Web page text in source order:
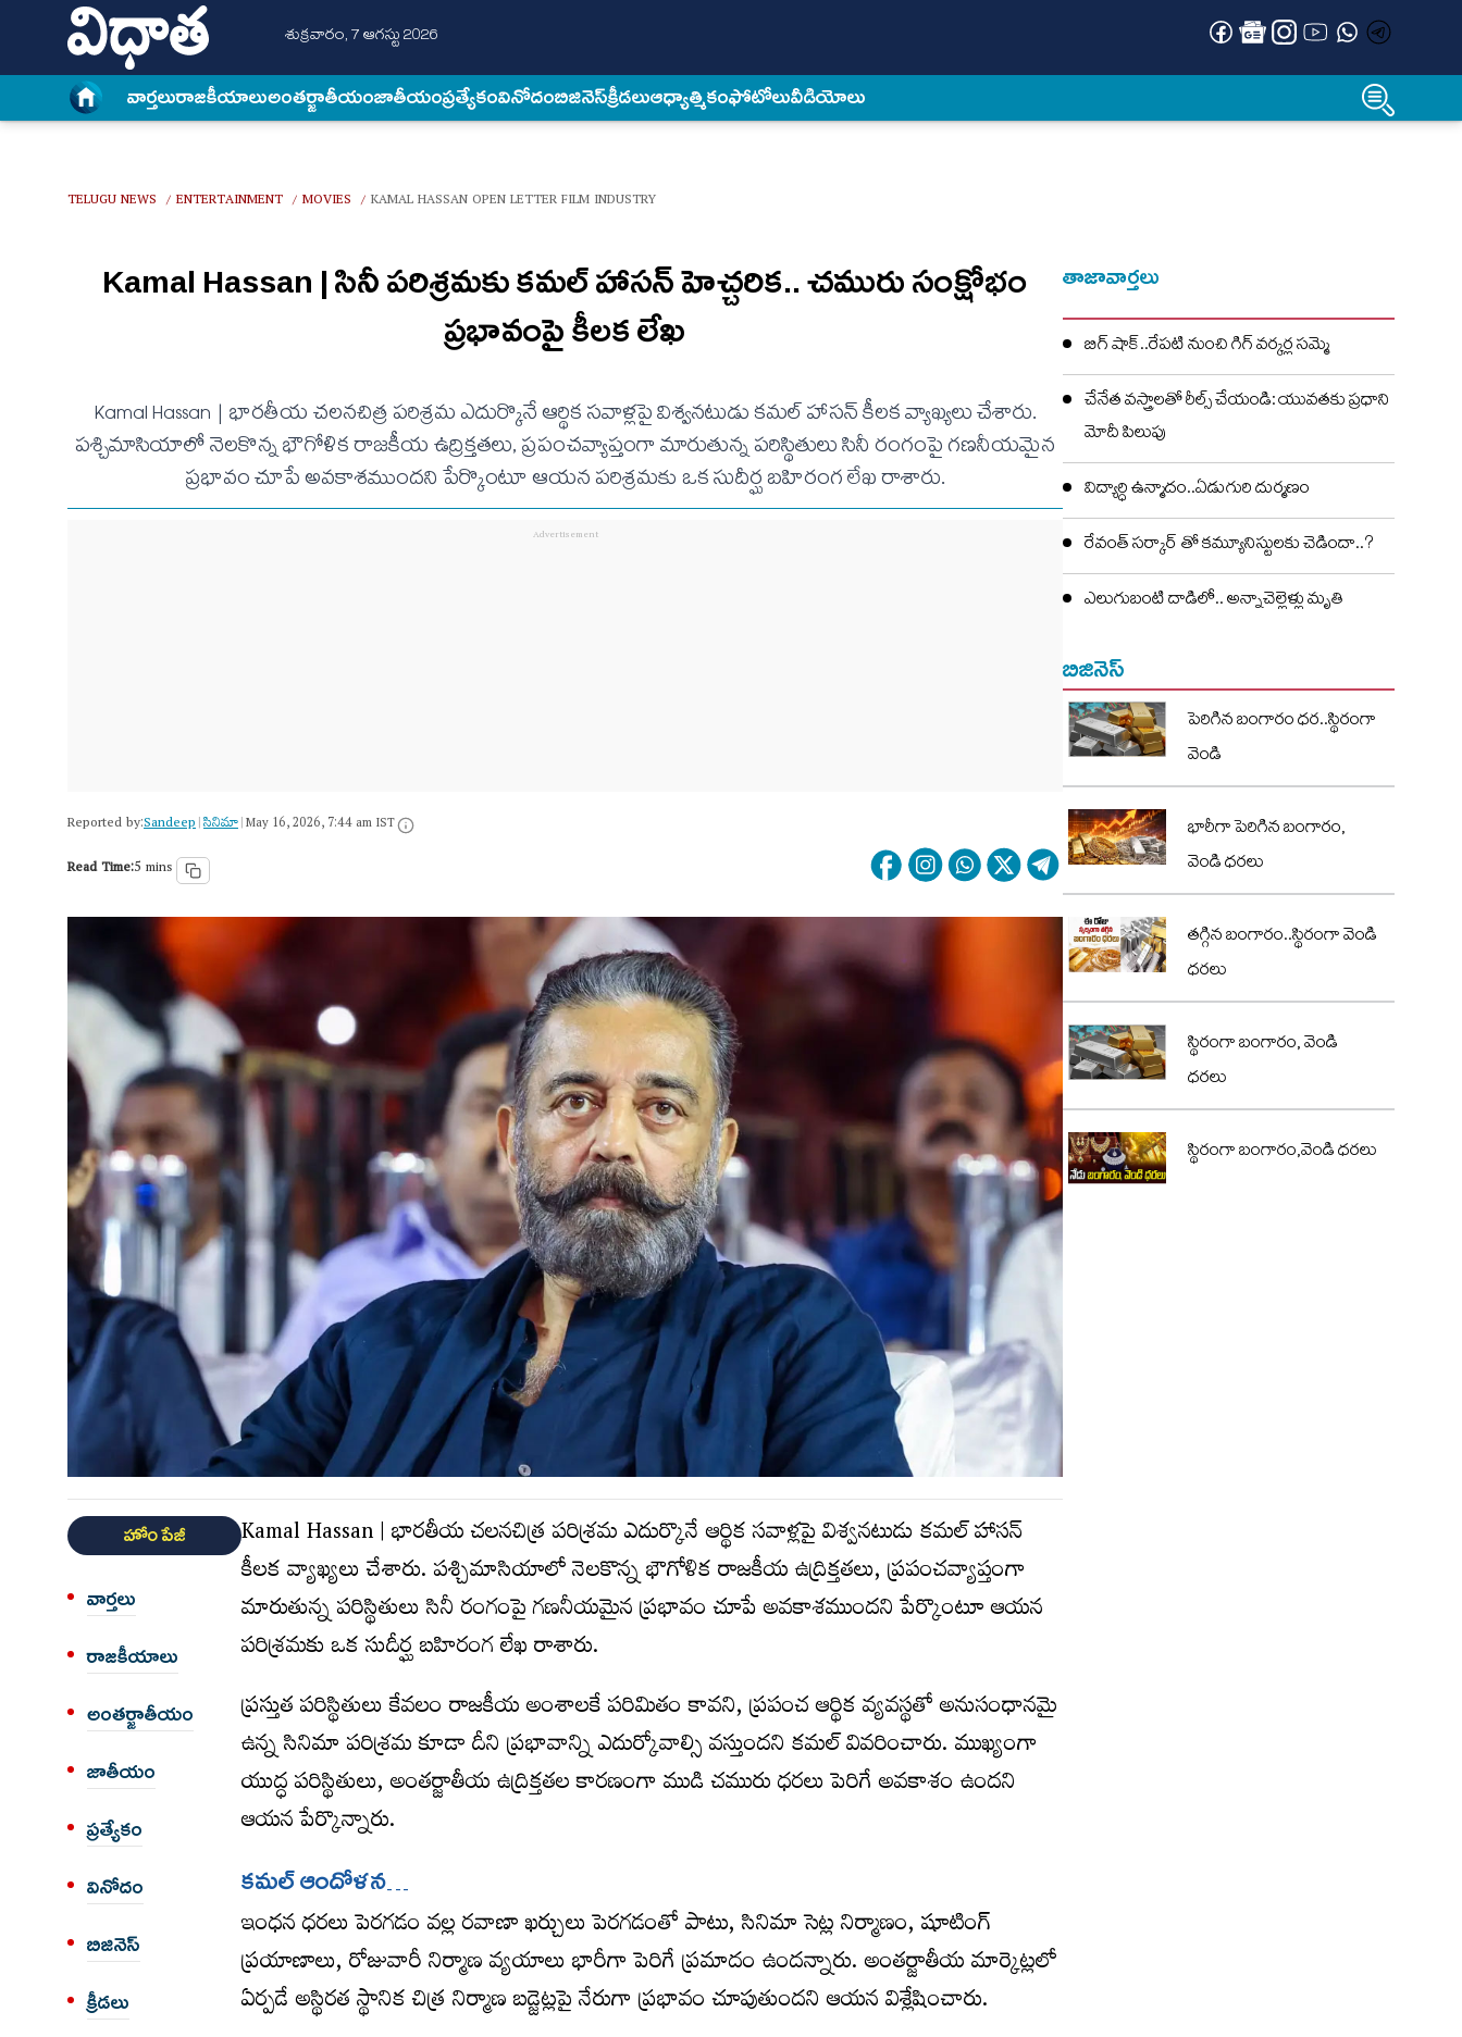
శుక్రవారం, 7 ఆగస్టు 2026
వార్త‌లురాజకీయాలుఅంత‌ర్జాతీయంజాతీయంప్రత్యేకంవినోదంబిజినెస్క్రీడలుఆధ్యాత్మికంఫోటోలువీడియోలు
TELUGU NEWS / ENTERTAINMENT / MOVIES / KAMAL HASSAN OPEN LETTER FILM INDUSTRY
Kamal Hassan | సినీ పరిశ్రమకు కమల్ హాసన్ హెచ్చరిక.. చమురు సంక్షోభం
ప్రభావంపై కీలక లేఖ
Kamal Hassan | భారతీయ చలనచిత్ర పరిశ్రమ ఎదుర్కొనే ఆర్థిక సవాళ్లపై విశ్వనటుడు కమల్ హాసన్ కీలక వ్యాఖ్యలు చేశారు.
పశ్చిమాసియాలో నెలకొన్న భౌగోళిక రాజకీయ ఉద్రిక్తతలు, ప్రపంచవ్యాప్తంగా మారుతున్న పరిస్థితులు సినీ రంగంపై గణనీయమైన
ప్రభావం చూపే అవకాశముందని పేర్కొంటూ ఆయన పరిశ్రమకు ఒక సుదీర్ఘ బహిరంగ లేఖ రాశారు.
Reported by:Sandeep|సినిమా|May 16, 2026, 7:44 am IST
Read Time:5 mins
హోం పేజీ
వార్త‌లు
రాజకీయాలు
అంత‌ర్జాతీయం
జాతీయం
ప్రత్యేకం
వినోదం
బిజినెస్
క్రీడలు
Kamal Hassan | భారతీయ చలనచిత్ర పరిశ్రమ ఎదుర్కొనే ఆర్థిక సవాళ్లపై విశ్వనటుడు కమల్ హాసన్
కీలక వ్యాఖ్యలు చేశారు. పశ్చిమాసియాలో నెలకొన్న భౌగోళిక రాజకీయ ఉద్రిక్తతలు, ప్రపంచవ్యాప్తంగా
మారుతున్న పరిస్థితులు సినీ రంగంపై గణనీయమైన ప్రభావం చూపే అవకాశముందని పేర్కొంటూ ఆయన
పరిశ్రమకు ఒక సుదీర్ఘ బహిరంగ లేఖ రాశారు.
ప్రస్తుత పరిస్థితులు కేవలం రాజకీయ అంశాలకే పరిమితం కావని, ప్రపంచ ఆర్థిక వ్యవస్థతో అనుసంధానమై
ఉన్న సినిమా పరిశ్రమ కూడా దీని ప్రభావాన్ని ఎదుర్కోవాల్సి వస్తుందని కమల్ వివరించారు. ముఖ్యంగా
యుద్ధ పరిస్థితులు, అంతర్జాతీయ ఉద్రిక్తతల కారణంగా ముడి చమురు ధరలు పెరిగే అవకాశం ఉందని
ఆయన పేర్కొన్నారు.
క‌మ‌ల్ ఆందోళ‌న‌…
ఇంధన ధరలు పెరగడం వల్ల రవాణా ఖర్చులు పెరగడంతో పాటు, సినిమా సెట్ల నిర్మాణం, షూటింగ్
ప్రయాణాలు, రోజువారీ నిర్మాణ వ్యయాలు భారీగా పెరిగే ప్రమాదం ఉందన్నారు. అంతర్జాతీయ మార్కెట్లలో
ఏర్పడే అస్థిరత స్థానిక చిత్ర నిర్మాణ బడ్జెట్లపై నేరుగా ప్రభావం చూపుతుందని ఆయన విశ్లేషించారు.
తాజావార్తలు
బిగ్ షాక్..రేపటి నుంచి గిగ్ వర్కర్ల సమ్మె
చేనేత వస్త్రాలతో రీల్స్ చేయండి: యువతకు ప్రధాని
మోదీ పిలుపు
విద్యార్ధి ఉన్మాదం..ఏడుగురి దుర్మణం
రేవంత్ సర్కార్ తో కమ్యూనిస్టులకు చెడిందా..?
ఎలుగుబంటి దాడిలో.. అన్నాచెల్లెళ్లు మృతి
బిజినెస్
పెరిగిన బంగారం ధర..స్థిరంగా
వెండి
భారీగా పెరిగిన బంగారం,
వెండి ధరలు
తగ్గిన బంగారం..స్థిరంగా వెండి
ధరలు
స్థిరంగా బంగారం, వెండి
ధరలు
స్థిరంగా బంగారం,వెండి ధరలు